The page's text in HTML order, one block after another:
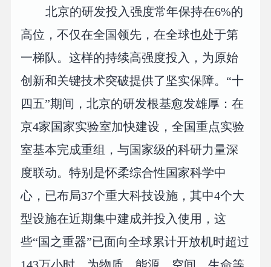
北京的研发投入强度常年保持在6%的
高位，不仅在全国领先，在全球也处于第
一梯队。这样的持续高强度投入，为原始
创新和关键技术突破提供了坚实保障。“十
四五”期间，北京的研发根基愈发雄厚：在
京4家国家实验室加快建设，全国重点实验
室基本完成重组，与国家级的科研力量深
度联动。特别是怀柔综合性国家科学中
心，已布局37个重大科技设施，其中4个大
型设施在近期集中建成并投入使用，这
些“国之重器”已面向全球累计开放机时超过
143万小时，为物质、能源、空间、生命等